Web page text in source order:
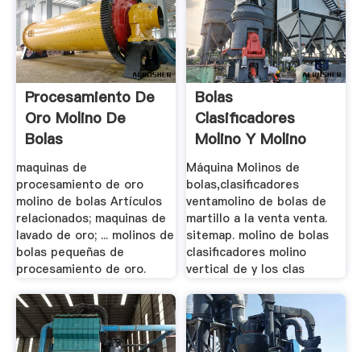
Procesamiento De
Oro Molino De
Bolas
maquinas de
procesamiento de oro
molino de bolas Artículos
relacionados; maquinas de
lavado de oro; ... molinos de
bolas pequeñas de
procesamiento de oro.
Bolas
Clasificadores
Molino Y Molino
Martillo .
Máquina Molinos de
bolas,clasificadores
ventamolino de bolas de
martillo a la venta venta.
sitemap. molino de bolas
clasificadores molino
vertical de y los clas